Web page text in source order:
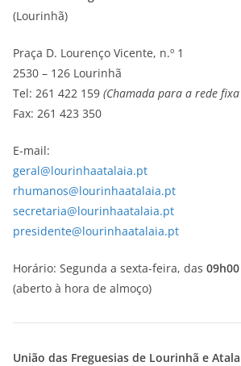
(Lourinhã)
Praça D. Lourenço Vicente, n.º 1
2530 – 126 Lourinhã
Tel: 261 422 159 (Chamada para a rede
Fax: 261 423 350
E-mail:
geral@lourinhaatalaia.pt
rhumanos@lourinhaatalaia.pt
secretaria@lourinhaatalaia.pt
presidente@lourinhaatalaia.pt
Horário: Segunda a sexta-feira, das 09h00
(aberto à hora de almoço)
União das Freguesias de Lourinhã e